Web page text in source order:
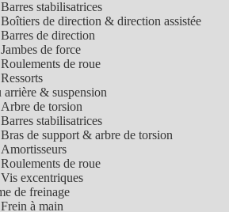
Barres stabilisatrices
Boîtiers de direction & direction assistée
Barres de direction
Jambes de force
Roulements de roue
Ressorts
arrière & suspension
Arbre de torsion
Barres stabilisatrices
Bras de support & arbre de torsion
Amortisseurs
Roulements de roue
Vis excentriques
de freinage
Frein à main